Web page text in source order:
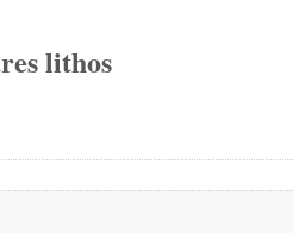
lithos